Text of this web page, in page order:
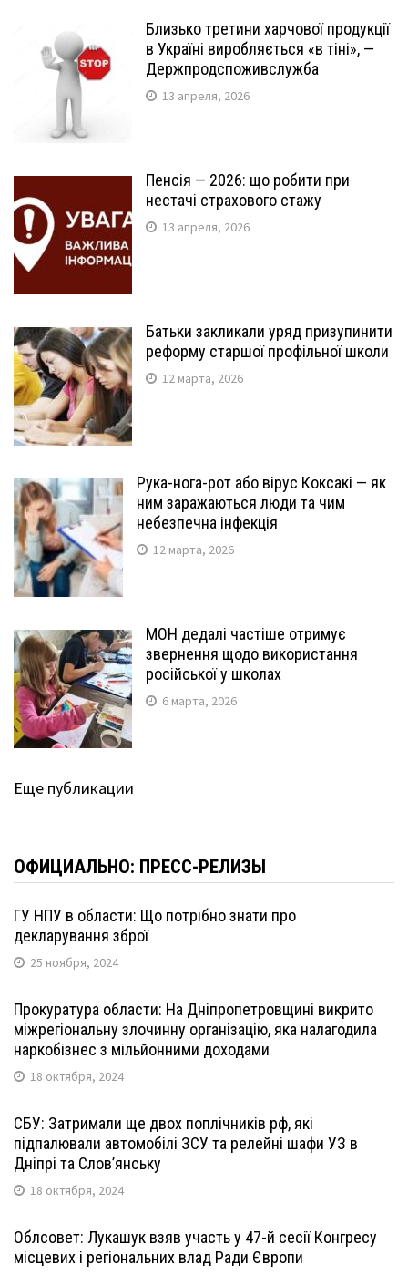
Близько третини харчової продукції
в Україні виробляється «в тіні», —
Держпродспоживслужба
13 апреля, 2026
Пенсія — 2026: що робити при
нестачі страхового стажу
13 апреля, 2026
Батьки закликали уряд призупинити
реформу старшої профільної школи
12 марта, 2026
Рука-нога-рот або вірус Коксакі — як
ним заражаються люди та чим
небезпечна інфекція
12 марта, 2026
МОН дедалі частіше отримує
звернення щодо використання
російської у школах
6 марта, 2026
Еще публикации
ОФИЦИАЛЬНО: ПРЕСС-РЕЛИЗЫ
ГУ НПУ в области: Що потрібно знати про
декларування зброї
25 ноября, 2024
Прокуратура области: На Дніпропетровщині викрито
міжрегіональну злочинну організацію, яка налагодила
наркобізнес з мільйонними доходами
18 октября, 2024
СБУ: Затримали ще двох поплічників рф, які
підпалювали автомобілі ЗСУ та релейні шафи УЗ в
Дніпрі та Слов’янську
18 октября, 2024
Облсовет: Лукашук взяв участь у 47-й сесії Конгресу
місцевих і регіональних влад Ради Європи